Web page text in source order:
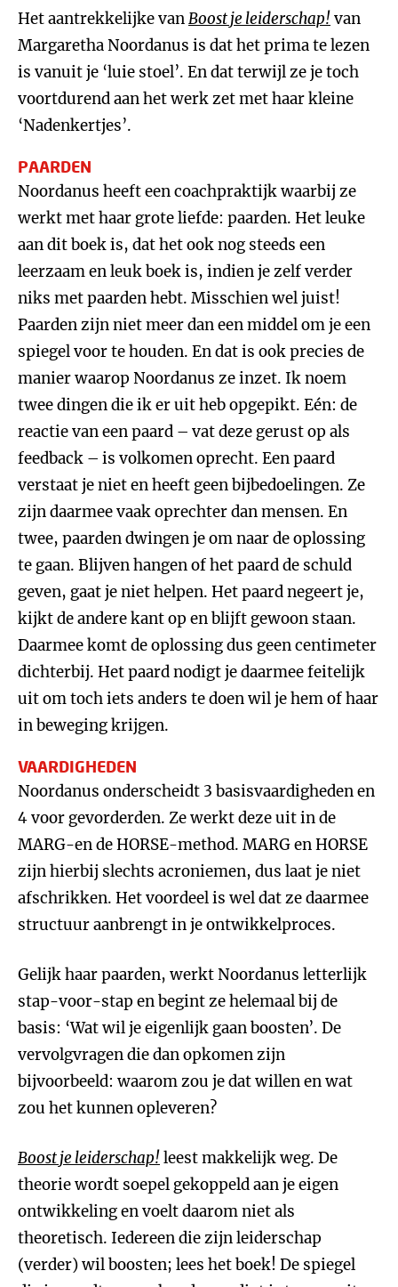
Het aantrekkelijke vanBoost je leiderschap! van
Margaretha Noordanus is dat het prima te lezen
is vanuit je ‘luie stoel’. En dat terwijl ze je toch
voortdurend aan het werk zet met haar kleine
‘Nadenkertjes’.
PAARDEN
Noordanus heeft een coachpraktijk waarbij ze
werkt met haar grote liefde: paarden. Het leuke
aan dit boek is, dat het ook nog steeds een
leerzaam en leuk boek is, indien je zelf verder
niks met paarden hebt. Misschien wel juist!
Paarden zijn niet meer dan een middel om je een
spiegel voor te houden. En dat is ook precies de
manier waarop Noordanus ze inzet. Ik noem
twee dingen die ik er uit heb opgepikt. Eén: de
reactie van een paard – vat deze gerust op als
feedback – is volkomen oprecht. Een paard
verstaat je niet en heeft geen bijbedoelingen. Ze
zijn daarmee vaak oprechter dan mensen. En
twee, paarden dwingen je om naar de oplossing
te gaan. Blijven hangen of het paard de schuld
geven, gaat je niet helpen. Het paard negeert je,
kijkt de andere kant op en blijft gewoon staan.
Daarmee komt de oplossing dus geen centimeter
dichterbij. Het paard nodigt je daarmee feitelijk
uit om toch iets anders te doen wil je hem of haar
in beweging krijgen.
VAARDIGHEDEN
Noordanus onderscheidt 3 basisvaardigheden en
4 voor gevorderden. Ze werkt deze uit in de
MARG-en de HORSE-method. MARG en HORSE
zijn hierbij slechts acroniemen, dus laat je niet
afschrikken. Het voordeel is wel dat ze daarmee
structuur aanbrengt in je ontwikkelproces.
Gelijk haar paarden, werkt Noordanus letterlijk
stap-voor-stap en begint ze helemaal bij de
basis: ‘Wat wil je eigenlijk gaan boosten’. De
vervolgvragen die dan opkomen zijn
bijvoorbeeld: waarom zou je dat willen en wat
zou het kunnen opleveren?
Boost je leiderschap! leest makkelijk weg. De
theorie wordt soepel gekoppeld aan je eigen
ontwikkeling en voelt daarom niet als
theoretisch. Iedereen die zijn leiderschap
(verder) wil boosten; lees het boek! De spiegel